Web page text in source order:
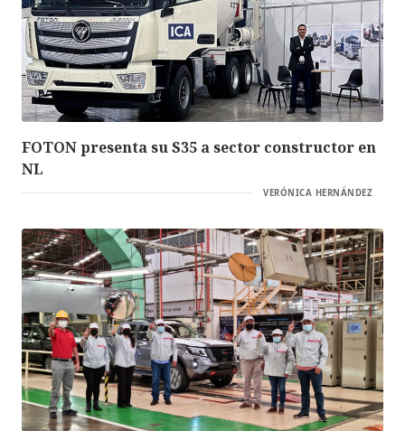
FOTON presenta su S35 a sector constructor en
NL
VERÓNICA HERNÁNDEZ